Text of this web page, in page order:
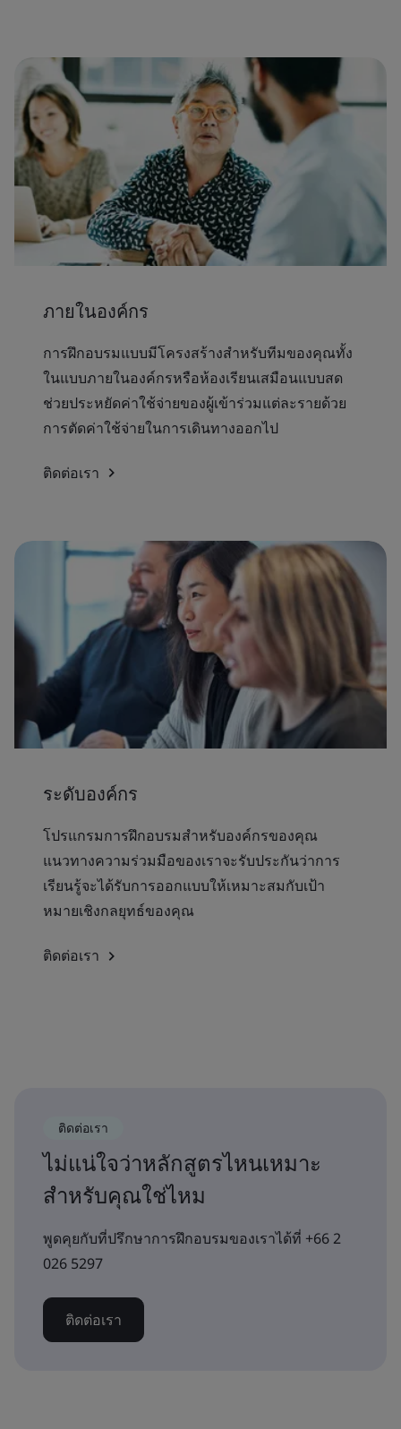
ภายในองค์กร
การฝึกอบรมแบบมีโครงสร้างสำหรับทีมของคุณทั้ง
ในแบบภายในองค์กรหรือห้องเรียนเสมือนแบบสด
ช่วยประหยัดค่าใช้จ่ายของผู้เข้าร่วมแต่ละรายด้วย
การตัดค่าใช้จ่ายในการเดินทางออกไป
ติดต่อเรา
ระดับองค์กร
โปรแกรมการฝึกอบรมสำหรับองค์กรของคุณ
แนวทางความร่วมมือของเราจะรับประกันว่าการ
เรียนรู้จะได้รับการออกแบบให้เหมาะสมกับเป้า
หมายเชิงกลยุทธ์ของคุณ
ติดต่อเรา
ติดต่อเรา
ไม่แน่ใจว่าหลักสูตรไหนเหมาะ
สำหรับคุณใช่ไหม
พูดคุยกับที่ปรึกษาการฝึกอบรมของเราได้ที่ +66 2
026 5297
ติดต่อเรา